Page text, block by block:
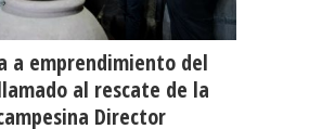
a emprendimiento del
al rescate de la
Director